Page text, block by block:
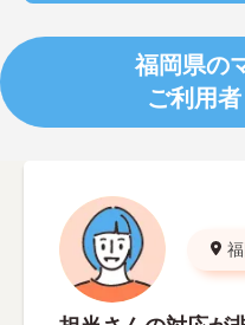
福岡県の
ご利用